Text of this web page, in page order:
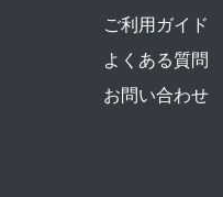
ご利用ガイド
よくある質問
お問い合わせ